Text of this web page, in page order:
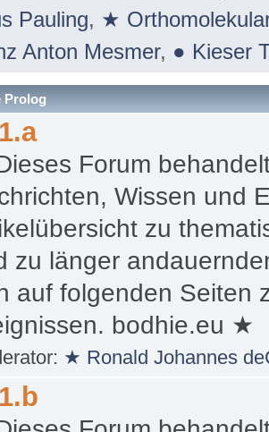
Pauling, ★
Anton Mesmer, ● Kieser
Prolog
Forum
Wissen und
zu
zu länger
auf folgenden Seiten
bodhie.eu ★
★ Ronald Johannes